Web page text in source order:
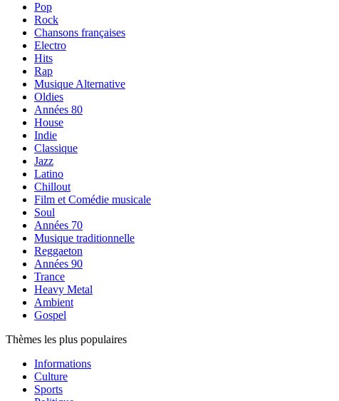
Pop
Rock
Chansons françaises
Electro
Hits
Rap
Musique Alternative
Oldies
Années 80
House
Indie
Classique
Jazz
Latino
Chillout
Film et Comédie musicale
Soul
Années 70
Musique traditionnelle
Reggaeton
Années 90
Trance
Heavy Metal
Ambient
Gospel
Thèmes les plus populaires
Informations
Culture
Sports